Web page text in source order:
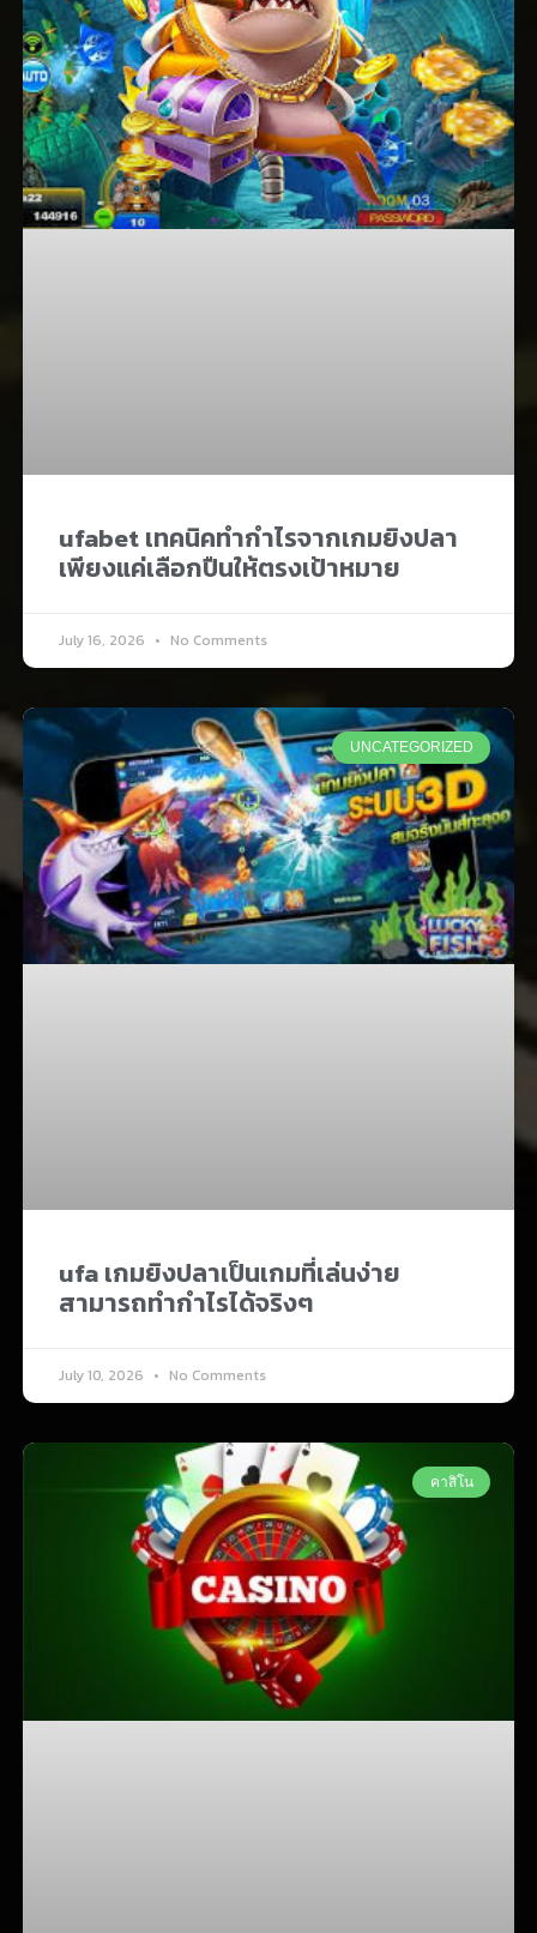
ufabet เทคนิคทำกำไรจากเกมยิงปลา
เพียงแค่เลือกปืนให้ตรงเป้าหมาย
July 16, 2026 No Comments
UNCATEGORIZED
ufa เกมยิงปลาเป็นเกมที่เล่นง่าย
สามารถทำกำไรได้จริงๆ
July 10, 2026 No Comments
คาสิโน